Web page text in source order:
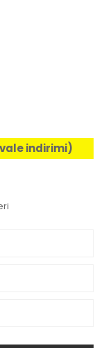
indirimi)